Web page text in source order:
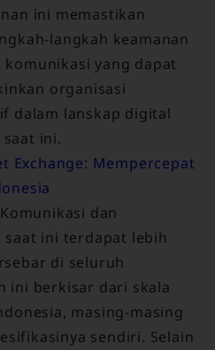
ini memastikan
langkah keamanan
yang dapat
organisasi
dalam lanskap digital
ini.
Exchange: Mempercepat
dan
ini terdapat lebih
di seluruh
ini berkisar dari skala
masing-masing
sendiri. Selain